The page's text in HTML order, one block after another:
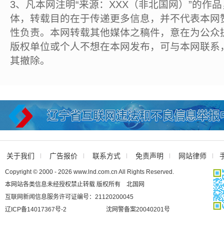
3、凡本网注明“来源：XXX（非北国网）”的作
体，转载目的在于传递更多信息，并不代表本
性负责。本网转载其他媒体之稿件，意在为公
版权单位或个人不想在本网发布，可与本网联
其撤除。
关于我们 广告报价 联系方式 免责声明 网站律师
Copyright © 2000 - 2026 www.lnd.com.cn All Rights Reserved.
本网站各类信息未经授权禁止转载 版权所有 北国网
互联网新闻信息服务许可证编号：21120200045
辽ICP备14017367号-2
沈网警备案20040201号